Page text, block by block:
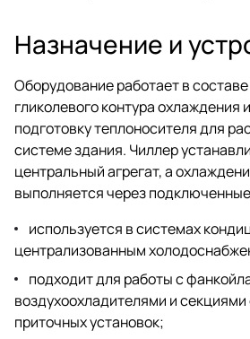
Назначение и
Оборудование работает в
гликолевого контура охлаждения
подготовку теплоносителя для
системе здания. Чиллер
центральный агрегат, а
выполняется через
используется в системах
централизованным
подходит для работы с
воздухоохладителями и
приточных установок;